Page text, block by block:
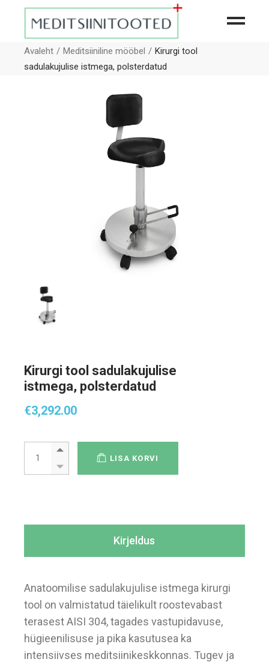
Avaleht Meditsiiniline mööbel
Kirurgi tool
sadulakujulise istmega, polsterdatud
Kirurgi tool sadulakujulise
istmega, polsterdatud
€3,292.00
Kirurgi tool sadulakujulise istmega, polsterdatud quantity
LISA KORVI
Kirjeldus
Anatoomilise sadulakujulise istmega kirurgi
tool on valmistatud täielikult roostevabast
terasest AISI 304, tagades vastupidavuse,
hügieenilisuse ja pika kasutusea ka
intensiivses meditsiinikeskkonnas. Tugev ja